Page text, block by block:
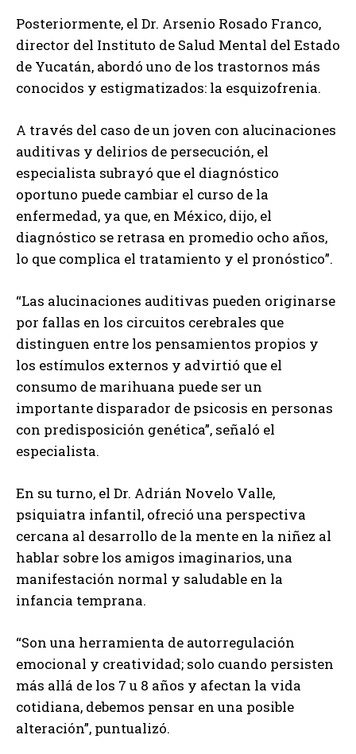
Posteriormente, el Dr. Arsenio Rosado Franco,
director del Instituto de Salud Mental del Estado
de Yucatán, abordó uno de los trastornos más
conocidos y estigmatizados: la esquizofrenia.
A través del caso de un joven con alucinaciones
auditivas y delirios de persecución, el
especialista subrayó que el diagnóstico
oportuno puede cambiar el curso de la
enfermedad, ya que, en México, dijo, el
diagnóstico se retrasa en promedio ocho años,
lo que complica el tratamiento y el pronóstico”.
“Las alucinaciones auditivas pueden originarse
por fallas en los circuitos cerebrales que
distinguen entre los pensamientos propios y
los estímulos externos y advirtió que el
consumo de marihuana puede ser un
importante disparador de psicosis en personas
con predisposición genética”, señaló el
especialista.
En su turno, el Dr. Adrián Novelo Valle,
psiquiatra infantil, ofreció una perspectiva
cercana al desarrollo de la mente en la niñez al
hablar sobre los amigos imaginarios, una
manifestación normal y saludable en la
infancia temprana.
“Son una herramienta de autorregulación
emocional y creatividad; solo cuando persisten
más allá de los 7 u 8 años y afectan la vida
cotidiana, debemos pensar en una posible
alteración”, puntualizó.